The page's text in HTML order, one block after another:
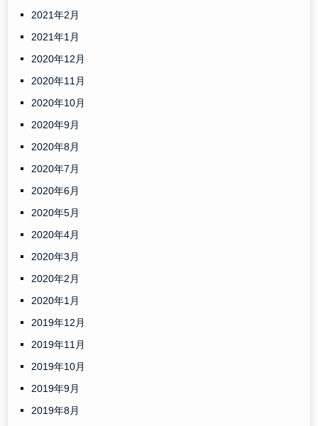
2021年2月
2021年1月
2020年12月
2020年11月
2020年10月
2020年9月
2020年8月
2020年7月
2020年6月
2020年5月
2020年4月
2020年3月
2020年2月
2020年1月
2019年12月
2019年11月
2019年10月
2019年9月
2019年8月